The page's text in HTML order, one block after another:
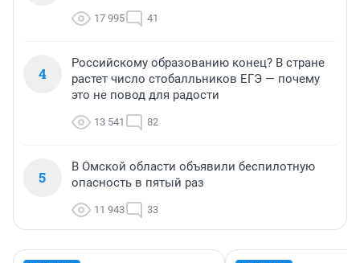
17 995 41
4
Российскому образованию конец? В стране
растет число стобалльников ЕГЭ — почему
это не повод для радости
13 541 82
5
В Омской области объявили беспилотную
опасность в пятый раз
11 943 33